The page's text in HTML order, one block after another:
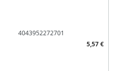
4043952272701
5,57 €